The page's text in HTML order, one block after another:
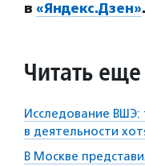
в «Яндекс.Дзен».
Читать еще
Исследование ВШЭ:
в деятельности
В Москве